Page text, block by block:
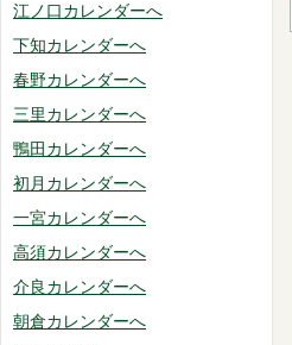
江ノ口カレンダーへ
下知カレンダーへ
春野カレンダーへ
三里カレンダーへ
鴨田カレンダーへ
初月カレンダーへ
一宮カレンダーへ
高須カレンダーへ
介良カレンダーへ
朝倉カレンダーへ